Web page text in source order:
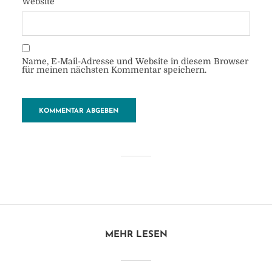
vonHeide
22. November 2018
Name, E-Mail-Adresse und Website in diesem Browser
für meinen nächsten Kommentar speichern.
MEHR LESEN